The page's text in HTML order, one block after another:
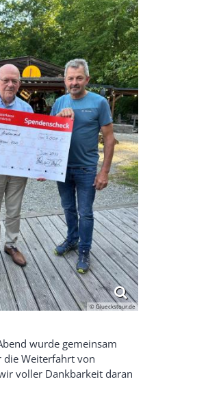
© Glueckstour.de
wurde gemeinsam
die Weiterfahrt von
voller Dankbarkeit daran